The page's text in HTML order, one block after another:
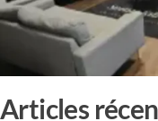
Articles